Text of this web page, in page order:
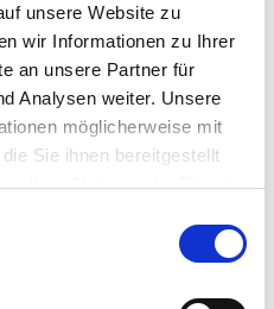
unsere Website zu
wir Informationen zu Ihrer
an unsere Partner für
Analysen weiter. Unsere
möglicherweise mit
Sie ihnen bereitgestellt
Ihrer Nutzung der Dienste